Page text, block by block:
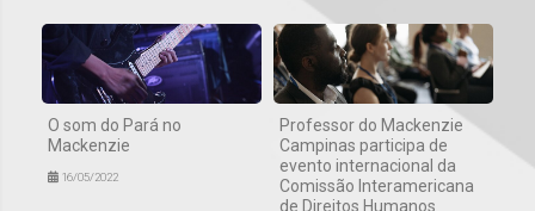
O som do Pará no
Mackenzie
16/05/2022
Professor do Mackenzie
Campinas participa de
evento internacional da
Comissão Interamericana
de Direitos Humanos